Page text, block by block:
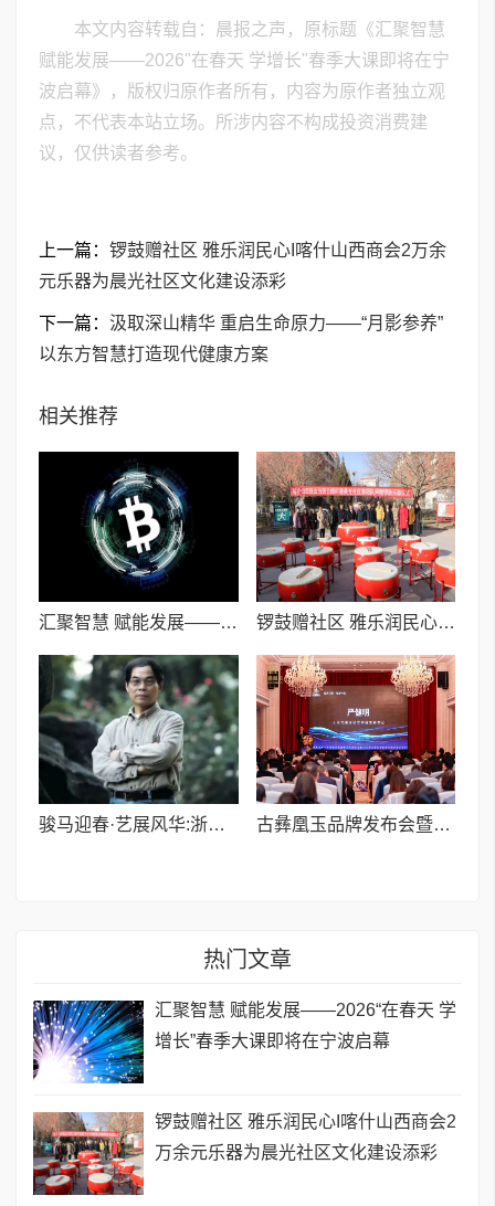
本文内容转载自：晨报之声，原标题《汇聚智慧
赋能发展——2026"在春天 学增长"春季大课即将在宁
波启幕》，版权归原作者所有，内容为原作者独立观
点，不代表本站立场。所涉内容不构成投资消费建
议，仅供读者参考。
上一篇： 锣鼓赠社区 雅乐润民心I喀什山西商会2万余
元乐器为晨光社区文化建设添彩
下一篇： 汲取深山精华 重启生命原力——“月影参养”
以东方智慧打造现代健康方案
相关推荐
汇聚智慧 赋能发展——2026“在春天 学增长”春季大课即将在宁波启幕 锣鼓赠社区 雅乐润民心I喀什山西商会2万余元乐器为晨光社区文化建设添彩
骏马迎春·艺展风华:浙融媒中心特邀艺术家们送新春祝福,共贺马年祥瑞——刘文清老师 古彝凰玉品牌发布会暨健康科技座谈会成功举办
热门文章
汇聚智慧 赋能发展——2026“在春天 学
增长”春季大课即将在宁波启幕
锣鼓赠社区 雅乐润民心I喀什山西商会2
万余元乐器为晨光社区文化建设添彩